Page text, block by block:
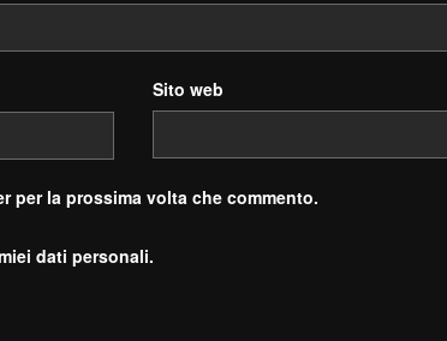
Sito web
per la prossima volta che commento.
dati personali.